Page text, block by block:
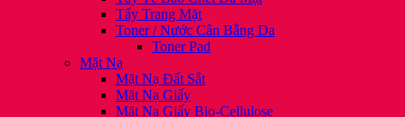
Tẩy Trang Mặt
Toner / Nước Cân Bằng Da
Toner Pad
Mặt Nạ
Mặt Nạ Đất Sắt
Mặt Nạ Giấy
Mặt Nạ Giấy Bio-Cellulose